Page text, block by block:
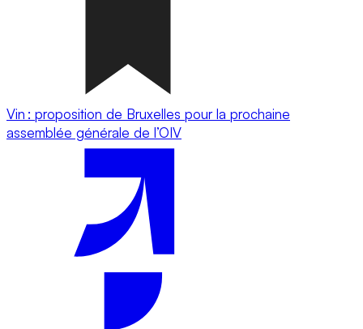
Vin : proposition de Bruxelles pour la prochaine
assemblée générale de l’OIV